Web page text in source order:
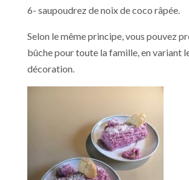
6- saupoudrez de noix de coco râpée.
Selon le même principe, vous pouvez
bûche pour toute la famille, en variant
décoration.